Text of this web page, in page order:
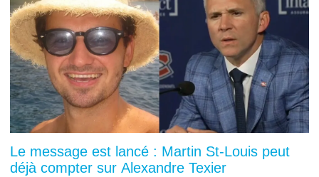
Le message est lancé : Martin St-Louis peut
déjà compter sur Alexandre Texier